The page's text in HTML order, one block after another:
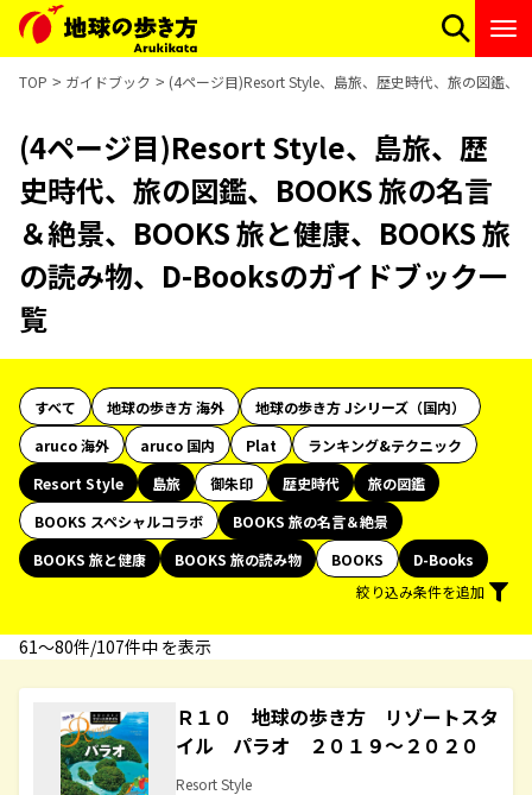
TOP ガイドブック (4ページ目)Resort Style、島旅、歴史時代、旅の図鑑、
(4ページ目)Resort Style、島旅、歴
史時代、旅の図鑑、BOOKS 旅の名言
＆絶景、BOOKS 旅と健康、BOOKS 旅
の読み物、D-Booksのガイドブック一
覧
すべて 地球の歩き方 海外
地球の歩き方 Jシリーズ（国内）
aruco 海外
aruco 国内 Plat
ランキング&テクニック
Resort Style
島旅 御朱印 歴史時代
旅の図鑑
BOOKS スペシャルコラボ
BOOKS 旅の名言＆絶景
BOOKS 旅と健康
BOOKS 旅の読み物 BOOKS
D-Books
絞り込み条件を追加
61〜80件/107件中 を表示
Ｒ１０ 地球の歩き方 リゾートスタ
イル パラオ ２０１９～２０２０
Resort Style